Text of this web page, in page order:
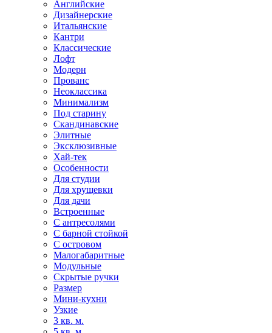
Английские
Дизайнерские
Итальянские
Кантри
Классические
Лофт
Модерн
Прованс
Неоклассика
Минимализм
Под старину
Скандинавские
Элитные
Эксклюзивные
Хай-тек
Особенности
Для студии
Для хрущевки
Для дачи
Встроенные
С антресолями
С барной стойкой
С островом
Малогабаритные
Модульные
Скрытые ручки
Размер
Мини-кухни
Узкие
3 кв. м.